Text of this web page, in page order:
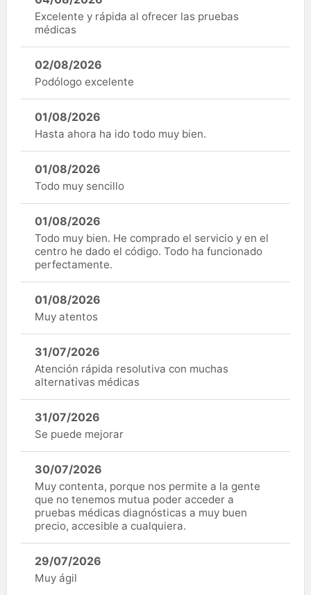
Excelente y rápida al ofrecer las pruebas
médicas
02/08/2026
Podólogo excelente
01/08/2026
Hasta ahora ha ido todo muy bien.
01/08/2026
Todo muy sencillo
01/08/2026
Todo muy bien. He comprado el servicio y en el
centro he dado el código. Todo ha funcionado
perfectamente.
01/08/2026
Muy atentos
31/07/2026
Atención rápida resolutiva con muchas
alternativas médicas
31/07/2026
Se puede mejorar
30/07/2026
Muy contenta, porque nos permite a la gente
que no tenemos mutua poder acceder a
pruebas médicas diagnósticas a muy buen
precio, accesible a cualquiera.
29/07/2026
Muy ágil